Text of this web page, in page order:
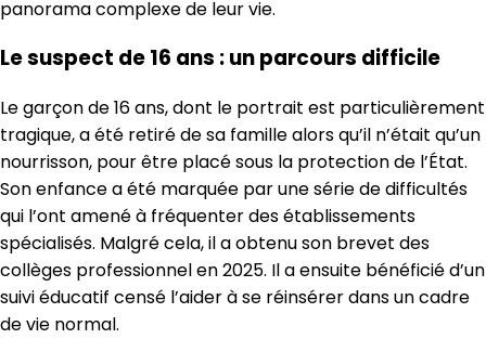
panorama complexe de leur vie.
Le suspect de 16 ans : un parcours difficile
Le garçon de 16 ans, dont le portrait est particulièrement
tragique, a été retiré de sa famille alors qu’il n’était qu’un
nourrisson, pour être placé sous la protection de l’État.
Son enfance a été marquée par une série de difficultés
qui l’ont amené à fréquenter des établissements
spécialisés. Malgré cela, il a obtenu son brevet des
collèges professionnel en 2025. Il a ensuite bénéficié d’un
suivi éducatif censé l’aider à se réinsérer dans un cadre
de vie normal.